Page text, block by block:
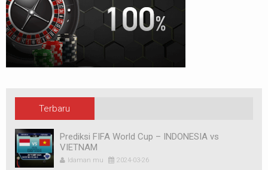
Terbaru
Prediksi FIFA World Cup – INDONESIA vs
VIETNAM
Idaman mu 2024-03-26